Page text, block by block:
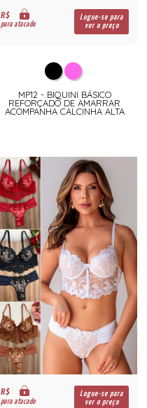
R$
para atacado
Logue-se para
ver o preço
MP12 - BIQUINI BÁSICO
REFORÇADO DE AMARRAR
ACOMPANHA CALCINHA ALTA
R$
para atacado
Logue-se para
ver o preço